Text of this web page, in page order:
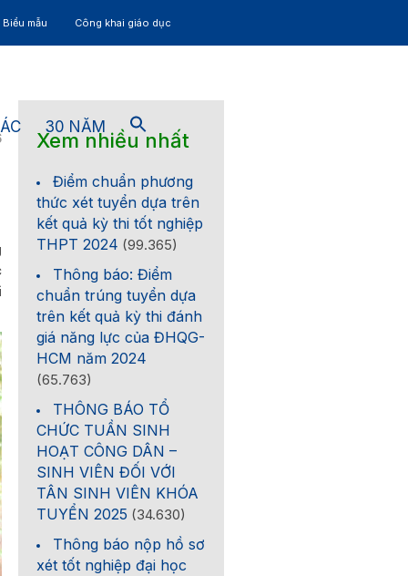
mẫu Công khai giáo dục
30 NĂM
Xem nhiều nhất
Điểm chuẩn phương
thức xét tuyển dựa trên
kết quả kỳ thi tốt nghiệp
THPT 2024 (99.365)
Thông báo: Điểm
chuẩn trúng tuyển dựa
trên kết quả kỳ thi đánh
giá năng lực của ĐHQG-
HCM năm 2024
(65.763)
THÔNG BÁO TỔ
CHỨC TUẦN SINH
HOẠT CÔNG DÂN –
SINH VIÊN ĐỐI VỚI
TÂN SINH VIÊN KHÓA
TUYỂN 2025 (34.630)
Thông báo nộp hồ sơ
xét tốt nghiệp đại học